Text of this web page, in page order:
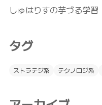
しゅはりすの芋づる学習
タグ
ストラテジ系 テクノロジ系